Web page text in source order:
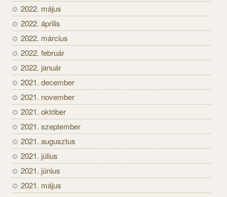
2022. május
2022. április
2022. március
2022. február
2022. január
2021. december
2021. november
2021. október
2021. szeptember
2021. augusztus
2021. július
2021. június
2021. május